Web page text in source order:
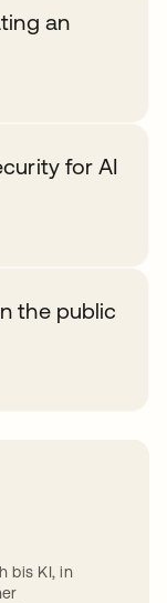
an
for AI
the public
bis KI, in